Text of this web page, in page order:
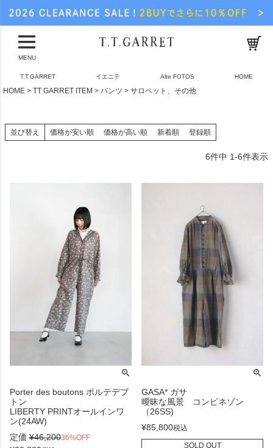
MENU
T.T.GARRET イエニテ Alte FOTOS HOME
HOME TT GARRET ITEM パンツ サロペット、その他
並び替え 価格が安い順 価格が高い順 新着順 登録順
6件中 1-6件表示
Porter des boutons ポルテデブ
トン
LIBERTY PRINTオールインワ
ン(24AW)
定価 ¥46,20036%OFF
GASA* ガサ
曖昧な風景 コンビネゾン
（26SS)
¥85,800税込
SOLD OUT